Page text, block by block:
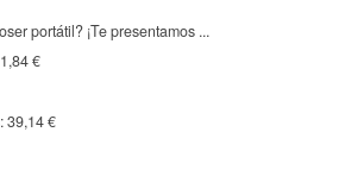
portátil? ¡Te presentamos ...
€
39,14 €